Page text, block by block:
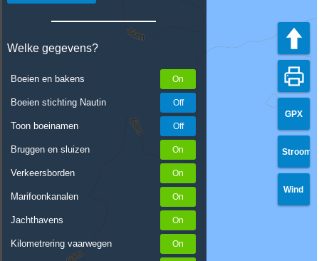
Welke gegevens?
Boeien en bakens
Boeien stichting Nautin
Toon boeinamen
Bruggen en sluizen
Verkeersborden
Marifoonkanalen
Jachthavens
Kilometrering vaarwegen
GPX
Stroom
Wind